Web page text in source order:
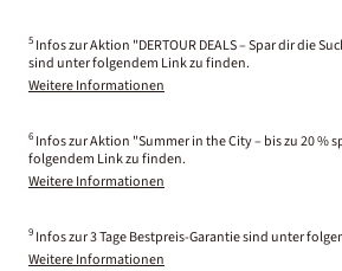
5 Infos zur Aktion "DERTOUR DEALS – Spar dir die
sind unter folgendem Link zu finden.
Weitere Informationen
6 Infos zur Aktion "Summer in the City – bis zu 20 %
folgendem Link zu finden.
Weitere Informationen
9 Infos zur 3 Tage Bestpreis-Garantie sind unter
Weitere Informationen